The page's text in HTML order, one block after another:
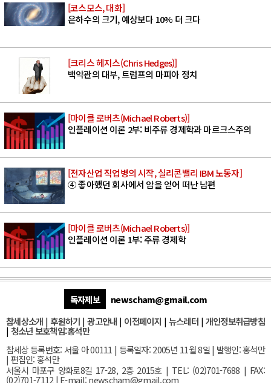
[코스모스, 대화]
은하수의 크기, 예상보다 10% 더 크다
[크리스 헤지스(Chris Hedges)]
백악관의 대부, 트럼프의 마피아 정치
[마이클 로버츠(Michael Roberts)]
인플레이션 이론 2부: 비주류 경제학과 마르크스주의
[전자산업 직업병의 시작, 실리콘밸리 IBM 노동자]
④ 좋아했던 회사에서 암을 얻어 떠난 남편
[마이클 로버츠(Michael Roberts)]
인플레이션 이론 1부: 주류 경제학
독자제보
newscham@gmail.com
참세상소개 | 후원하기 |광고안내 | 이전페이지 | 뉴스레터| 개인정보취급방침
| 청소년 보호책임:홍석만
참세상 등록번호: 서울 아 00111 | 등록일자: 2005년 11월 8일 | 발행인: 홍석만
| 편집인: 홍석만
서울시 마포구 양화로8길 17-28, 2층 2015호| TEL: (02)701-7688 | FAX:
(02)701-7112 | E-mail:newscham@gmail.com